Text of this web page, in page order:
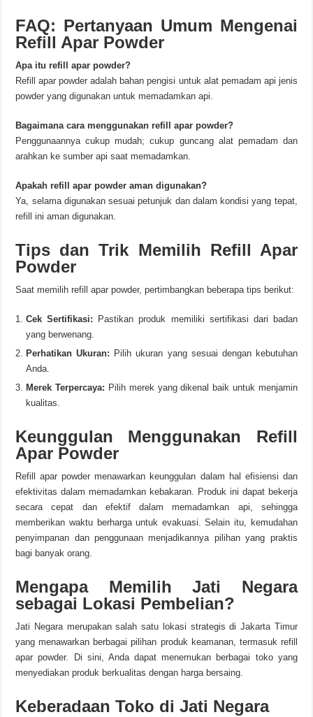
FAQ: Pertanyaan Umum Mengenai
Refill Apar Powder
Apa itu refill apar powder?
Refill apar powder adalah bahan pengisi untuk alat pemadam api jenis
powder yang digunakan untuk memadamkan api.
Bagaimana cara menggunakan refill apar powder?
Penggunaannya cukup mudah; cukup guncang alat pemadam dan
arahkan ke sumber api saat memadamkan.
Apakah refill apar powder aman digunakan?
Ya, selama digunakan sesuai petunjuk dan dalam kondisi yang tepat,
refill ini aman digunakan.
Tips dan Trik Memilih Refill Apar
Powder
Saat memilih refill apar powder, pertimbangkan beberapa tips berikut:
Cek Sertifikasi: Pastikan produk memiliki sertifikasi dari badan
yang berwenang.
Perhatikan Ukuran: Pilih ukuran yang sesuai dengan kebutuhan
Anda.
Merek Terpercaya: Pilih merek yang dikenal baik untuk menjamin
kualitas.
Keunggulan Menggunakan Refill
Apar Powder
Refill apar powder menawarkan keunggulan dalam hal efisiensi dan
efektivitas dalam memadamkan kebakaran. Produk ini dapat bekerja
secara cepat dan efektif dalam memadamkan api, sehingga
memberikan waktu berharga untuk evakuasi. Selain itu, kemudahan
penyimpanan dan penggunaan menjadikannya pilihan yang praktis
bagi banyak orang.
Mengapa Memilih Jati Negara
sebagai Lokasi Pembelian?
Jati Negara merupakan salah satu lokasi strategis di Jakarta Timur
yang menawarkan berbagai pilihan produk keamanan, termasuk refill
apar powder. Di sini, Anda dapat menemukan berbagai toko yang
menyediakan produk berkualitas dengan harga bersaing.
Keberadaan Toko di Jati Negara